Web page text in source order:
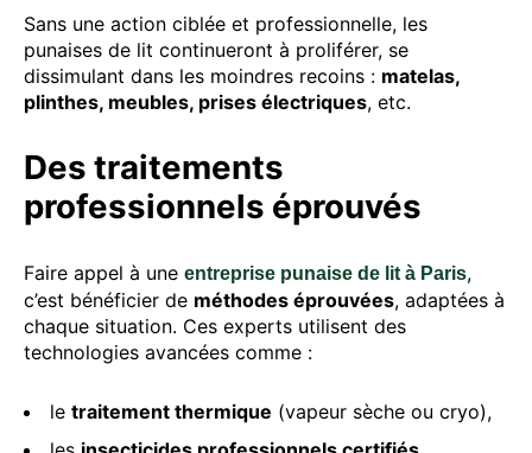
Sans une action ciblée et professionnelle, les
punaises de lit continueront à proliférer, se
dissimulant dans les moindres recoins : matelas,
plinthes, meubles, prises électriques, etc.
Des traitements
professionnels éprouvés
Faire appel à une entreprise punaise de lit à Paris,
c’est bénéficier de méthodes éprouvées, adaptées à
chaque situation. Ces experts utilisent des
technologies avancées comme :
le traitement thermique (vapeur sèche ou cryo),